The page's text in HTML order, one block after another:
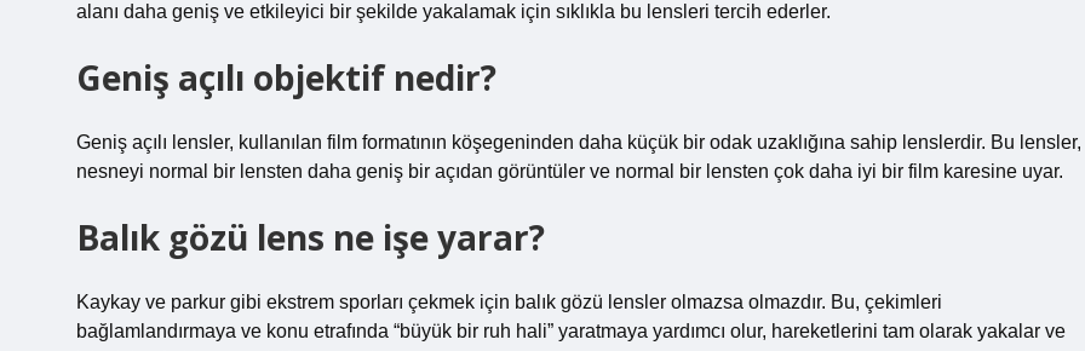
alanı daha geniş ve etkileyici bir şekilde yakalamak için sıklıkla bu lensleri tercih ederler.
Geniş açılı objektif nedir?
Geniş açılı lensler, kullanılan film formatının köşegeninden daha küçük bir odak uzaklığına sahip lenslerdir. Bu lensler,
nesneyi normal bir lensten daha geniş bir açıdan görüntüler ve normal bir lensten çok daha iyi bir film karesine uyar.
Balık gözü lens ne işe yarar?
Kaykay ve parkur gibi ekstrem sporları çekmek için balık gözü lensler olmazsa olmazdır. Bu, çekimleri
bağlamlandırmaya ve konu etrafında “büyük bir ruh hali” yaratmaya yardımcı olur, hareketlerini tam olarak yakalar ve